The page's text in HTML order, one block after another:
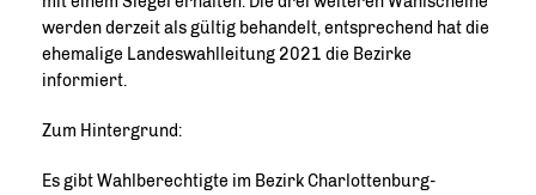
werden derzeit als gültig behandelt, entsprechend hat die
ehemalige Landeswahlleitung 2021 die Bezirke
informiert.
Zum Hintergrund:
Es gibt Wahlberechtigte im Bezirk Charlottenburg-